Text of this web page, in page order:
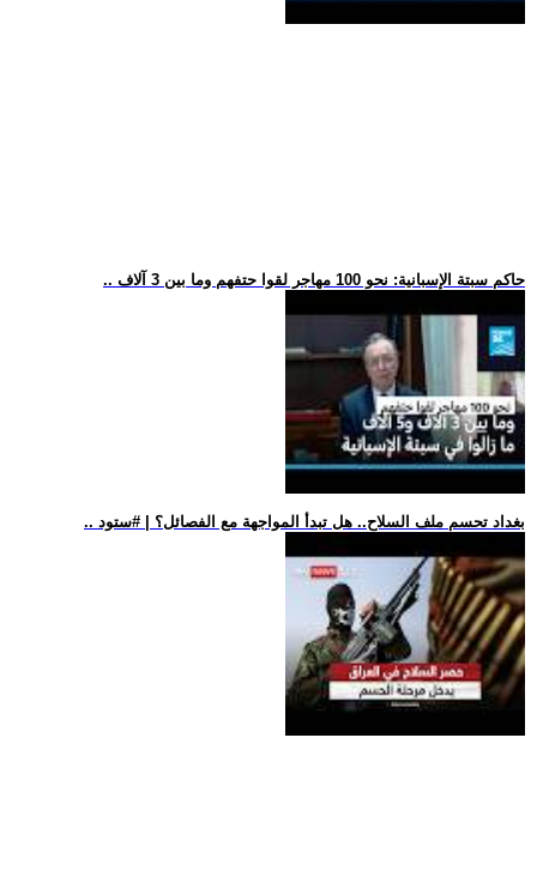
.. حاكم سبتة الإسبانية: نحو 100 مهاجر لقوا حتفهم وما بين 3 آلاف
.. بغداد تحسم ملف السلاح.. هل تبدأ المواجهة مع الفصائل؟ | #ستود